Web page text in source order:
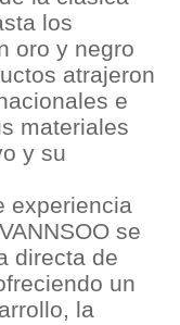
los
oro y negro
atrajeron
e
materiales
y su
experiencia
se
directa de
un
la